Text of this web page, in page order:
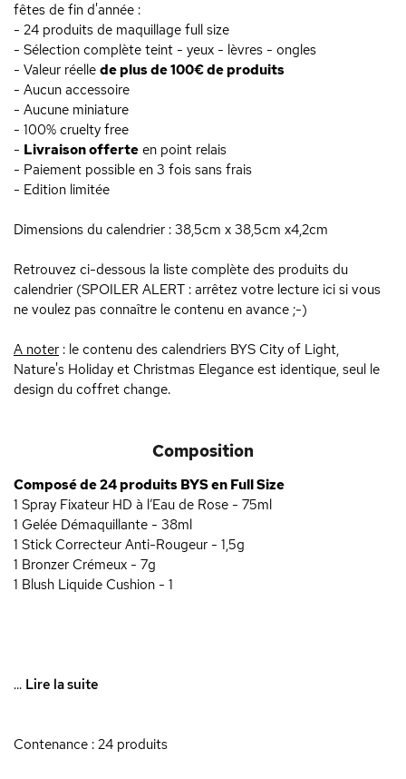
fêtes de fin d'année :
- 24 produits de maquillage full size
- Sélection complète teint - yeux - lèvres - ongles
- Valeur réelle de plus de 100€ de produits
- Aucun accessoire
- Aucune miniature
- 100% cruelty free
- Livraison offerte en point relais
- Paiement possible en 3 fois sans frais
- Edition limitée
Dimensions du calendrier : 38,5cm x 38,5cm x4,2cm
Retrouvez ci-dessous la liste complète des produits du
calendrier (SPOILER ALERT : arrêtez votre lecture ici si vous
ne voulez pas connaître le contenu en avance ;-)
A noter : le contenu des calendriers BYS City of Light,
Nature's Holiday et Christmas Elegance est identique, seul le
design du coffret change.
Composition
Composé de 24 produits BYS en Full Size
1 Spray Fixateur HD à l’Eau de Rose - 75ml
1 Gelée Démaquillante - 38ml
1 Stick Correcteur Anti-Rougeur - 1,5g
1 Bronzer Crémeux - 7g
1 Blush Liquide Cushion - 1
... Lire la suite
Contenance : 24 produits